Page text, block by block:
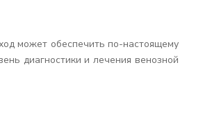
может обеспечить по-настоящему
диагностики и лечения венозной